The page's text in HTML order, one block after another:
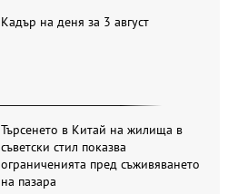
Кадър на деня за 3 август
Търсенето в Китай на жилища в
съветски стил показва
ограниченията пред съживяването
на пазара